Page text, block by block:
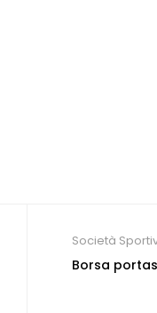
Società
Tempo Libero
Borsa